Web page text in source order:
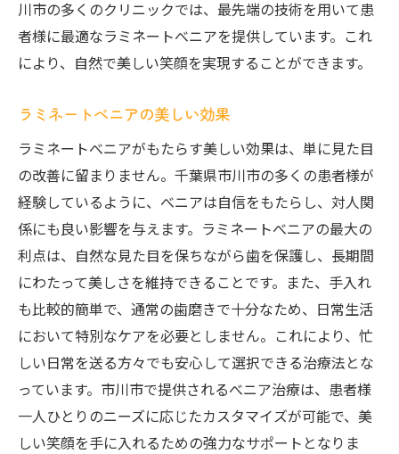
川市の多くのクリニックでは、最先端の技術を用いて患
者様に最適なラミネートべニアを提供しています。これ
により、自然で美しい笑顔を実現することができます。
ラミネートべニアの美しい効果
ラミネートべニアがもたらす美しい効果は、単に見た目
の改善に留まりません。千葉県市川市の多くの患者様が
経験しているように、べニアは自信をもたらし、対人関
係にも良い影響を与えます。ラミネートべニアの最大の
利点は、自然な見た目を保ちながら歯を保護し、長期間
にわたって美しさを維持できることです。また、手入れ
も比較的簡単で、通常の歯磨きで十分なため、日常生活
において特別なケアを必要としません。これにより、忙
しい日常を送る方々でも安心して選択できる治療法とな
っています。市川市で提供されるべニア治療は、患者様
一人ひとりのニーズに応じたカスタマイズが可能で、美
しい笑顔を手に入れるための強力なサポートとなりま